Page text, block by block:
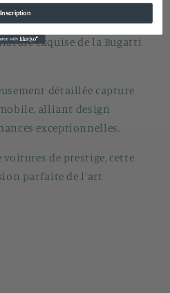
et la puissance
exquise de la Bugatti
détaillée capture
alliant design
exceptionnelles.
voitures de prestige, cette
parfaite de l'art
Inscription